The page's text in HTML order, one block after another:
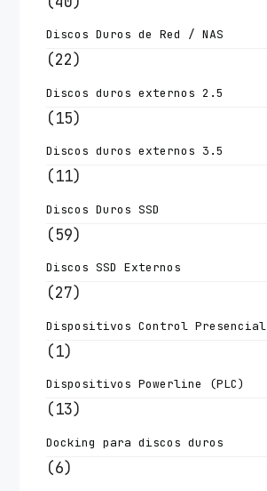
Discos Duros de Red / NAS
(22)
Discos duros externos 2.5
(15)
Discos duros externos 3.5
(11)
Discos Duros SSD
(59)
Discos SSD Externos
(27)
Dispositivos Control Presencial
(1)
Dispositivos Powerline (PLC)
(13)
Docking para discos duros
(6)